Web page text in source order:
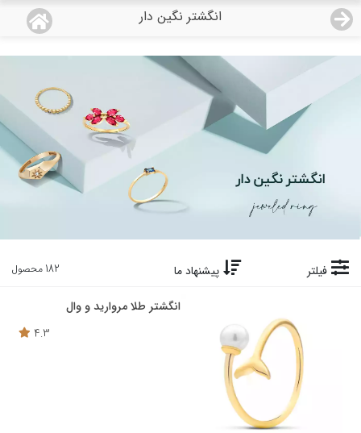
انگشتر نگین دار
منو
دسته بندی محصولات
نمایندگی ها
مجله روبی
درباره ما
تماس با ما
فیلتر پیشنهاد ما 182 محصول
انگشتر طلا مروارید و وال
4.3